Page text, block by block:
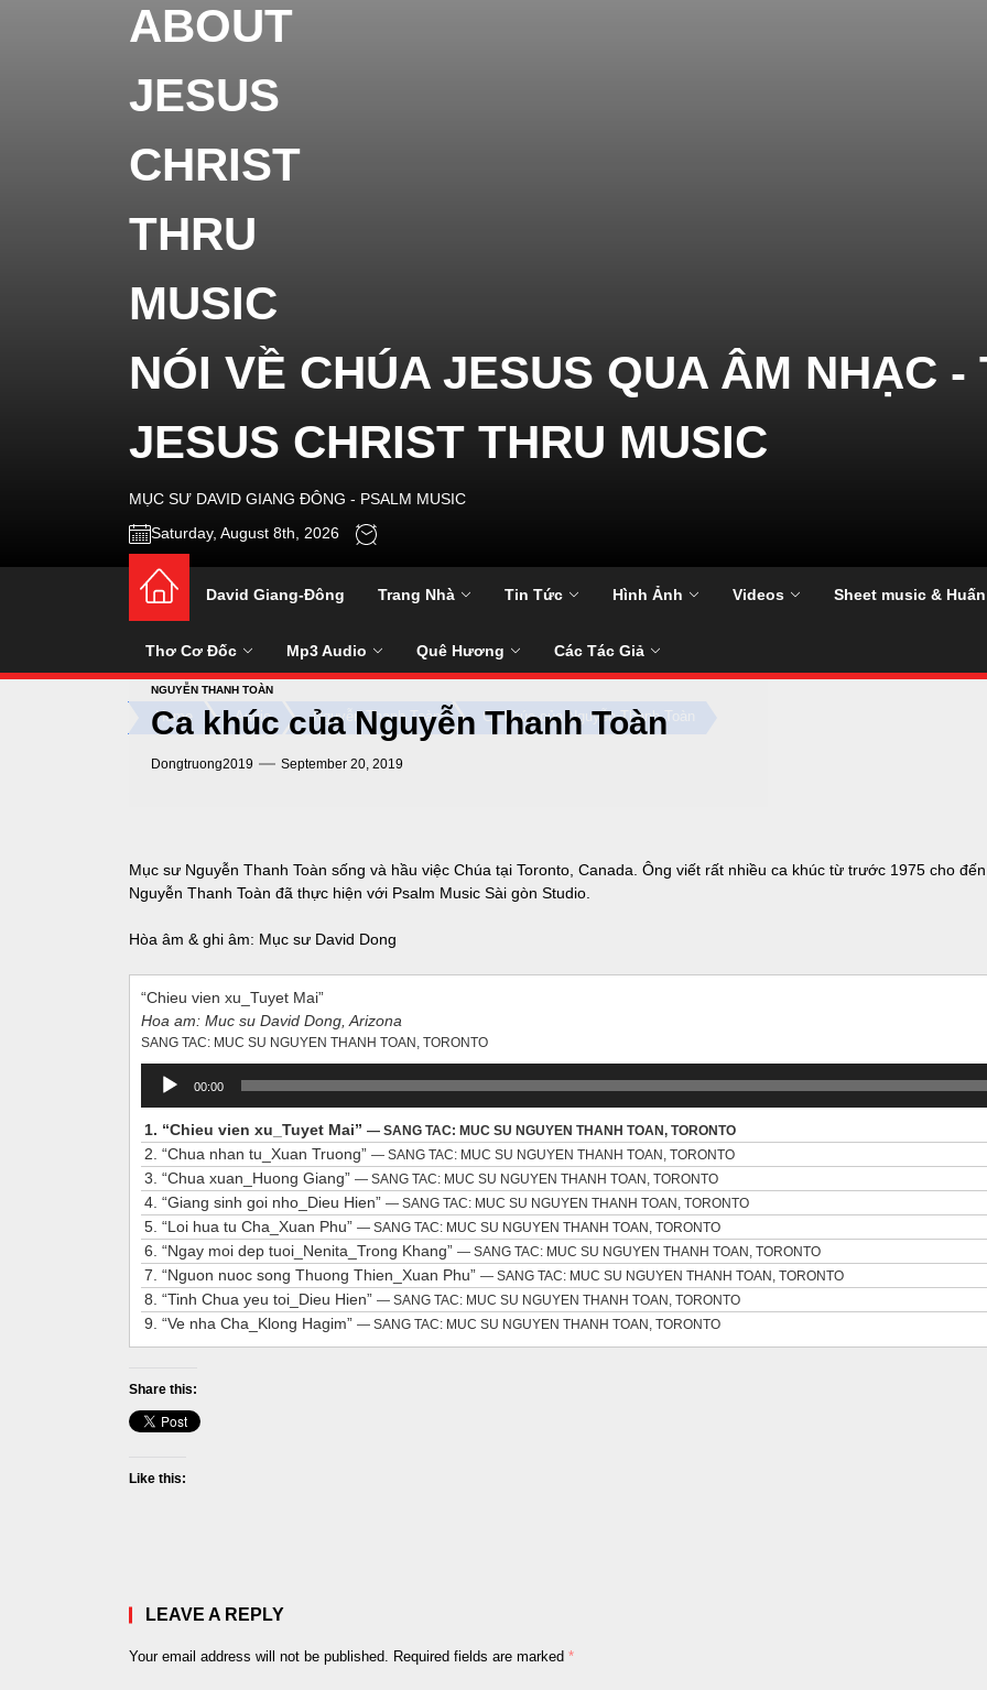
CHRIST
THRU
MUSIC
NÓI VỀ CHÚA JESUS QUA ÂM NHẠC
JESUS CHRIST THRU MUSIC
MỤC SƯ DAVID GIANG ĐÔNG - PSALM MUSIC
Saturday, August 8th, 2026
David Giang-Đông Trang Nhà Tin Tức Hình Ảnh Videos Sheet music &
Thơ Cơ Đốc Mp3 Audio Quê Hương Các Tác Giả
Home Audio Nguyễn Thanh Toàn Ca khúc của Nguyễn Thanh Toàn
NGUYỄN THANH TOÀN
Ca khúc của Nguyễn Thanh Toàn
Dongtruong2019 September 20, 2019
Mục sư Nguyễn Thanh Toàn sống và hầu việc Chúa tại Toronto, Canada. Ông viết rất nhiều ca khúc từ trước 1975 cho
Nguyễn Thanh Toàn đã thực hiện với Psalm Music Sài gòn Studio.
Hòa âm & ghi âm: Mục sư David Dong
“Chieu vien xu_Tuyet Mai”
Hoa am: Muc su David Dong, Arizona
SANG TAC: MUC SU NGUYEN THANH TOAN, TORONTO
Audio
Player
00:00
1. “Chieu vien xu_Tuyet Mai” — SANG TAC: MUC SU NGUYEN THANH TOAN, TORONTO
2. “Chua nhan tu_Xuan Truong” — SANG TAC: MUC SU NGUYEN THANH TOAN, TORONTO
3. “Chua xuan_Huong Giang” — SANG TAC: MUC SU NGUYEN THANH TOAN, TORONTO
4. “Giang sinh goi nho_Dieu Hien” — SANG TAC: MUC SU NGUYEN THANH TOAN, TORONTO
5. “Loi hua tu Cha_Xuan Phu” — SANG TAC: MUC SU NGUYEN THANH TOAN, TORONTO
6. “Ngay moi dep tuoi_Nenita_Trong Khang” — SANG TAC: MUC SU NGUYEN THANH TOAN, TORONTO
7. “Nguon nuoc song Thuong Thien_Xuan Phu” — SANG TAC: MUC SU NGUYEN THANH TOAN, TORONTO
8. “Tinh Chua yeu toi_Dieu Hien” — SANG TAC: MUC SU NGUYEN THANH TOAN, TORONTO
9. “Ve nha Cha_Klong Hagim” — SANG TAC: MUC SU NGUYEN THANH TOAN, TORONTO
Share this:
Like this:
LEAVE A REPLY
Your email address will not be published. Required fields are marked *